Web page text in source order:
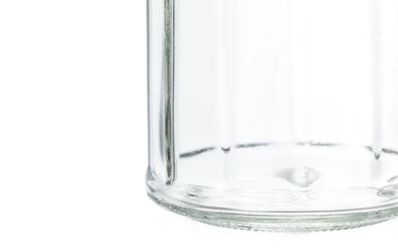
Sie das Medium 0 im Modalformat